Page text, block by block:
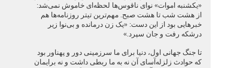
«یکشنبه اموات» نوای ناقوس‌ها لحظه‌ای خاموش نمی‌شد:
از هشت شب تا هشت صبح. مهم‌ترین تیتر روزنامه‌ها هم
خبرهایی بود از این دست: «یک زن درمانده و بی‌نوا زیر
درشکه رفت و جان سپرد.»
تا جنگ جهانی اول، دنیا برای ما سرزمینی دور و پهناور بود
که حوادث زلزله‌آسای آن نه به ما ربطی داشت و نه برایمان